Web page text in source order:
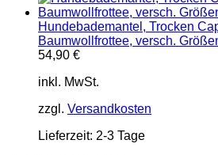
Hundebademantel, Trocken
Baumwollfrottee, versch.
54,90 €
inkl. MwSt.
zzgl. Versandkosten
Lieferzeit: 2-3 Tage